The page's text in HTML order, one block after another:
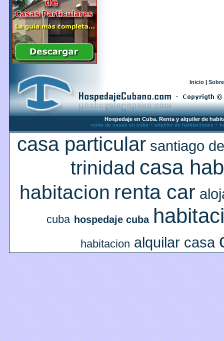
Inicio |
Hospedaje en Cuba. Renta y alquiler de
renta de casas en cuba + alquiler de habitaciones +
casa particular santiago
trinidad casa
habitacion renta car
cuba hospedaje cuba
habitacion alquilar casa